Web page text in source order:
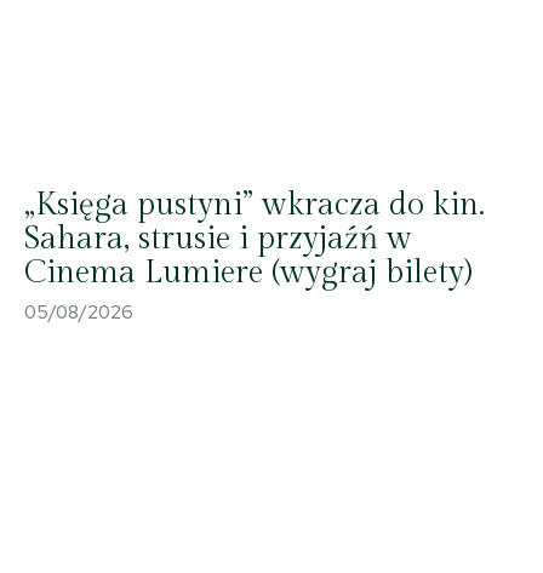
„Księga pustyni” wkracza do kin.
Sahara, strusie i przyjaźń w
Cinema Lumiere (wygraj bilety)
05/08/2026